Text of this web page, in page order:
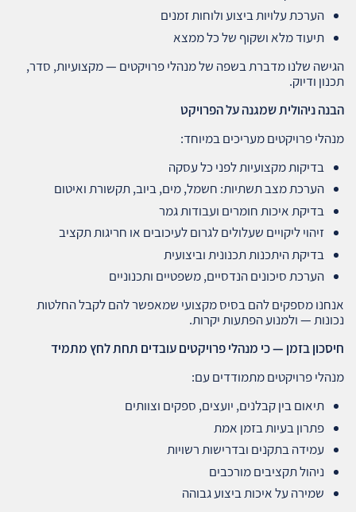
הערכת עלויות ביצוע ולוחות זמנים
תיעוד מלא ושקוף של כל ממצא
הגישה שלנו מדברת בשפה של מנהלי פרויקטים — מקצועיות, סדר,
תכנון ודיוק.
הבנה ניהולית שמגנה על הפרויקט
מנהלי פרויקטים מעריכים במיוחד:
בדיקות מקצועיות לפני כל עסקה
הערכת מצב תשתיות: חשמל, מים, ביוב, תקשורת ואיטום
בדיקת איכות חומרים ועבודות גמר
זיהוי ליקויים שעלולים לגרום לעיכובים או חריגות תקציב
בדיקת היתכנות תכנונית וביצועית
הערכת סיכונים הנדסיים, משפטיים ותכנוניים
אנחנו מספקים להם בסיס מקצועי שמאפשר להם לקבל החלטות
נכונות — ולמנוע הפתעות יקרות.
חיסכון בזמן — כי מנהלי פרויקטים עובדים תחת לחץ מתמיד
מנהלי פרויקטים מתמודדים עם:
תיאום בין קבלנים, יועצים, ספקים וצוותים
פתרון בעיות בזמן אמת
עמידה בתקנים ובדרישות רשויות
ניהול תקציבים מורכבים
שמירה על איכות ביצוע גבוהה